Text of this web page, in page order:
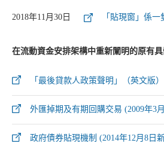
2018年11月30日 「貼現窗」係
在流動資金安排架構中重新闡明的原有
「最後貸款人政策聲明」（英文版
外匯掉期及有期回購交易 (2009年3
政府債券貼現機制 (2014年12月8日